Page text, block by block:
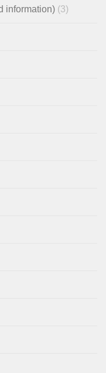
information) (3)